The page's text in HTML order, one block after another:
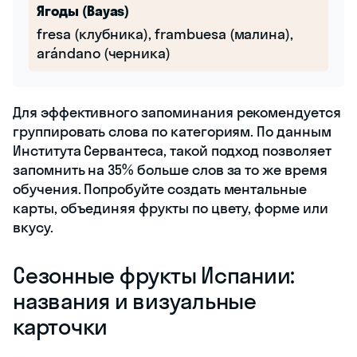
Ягоды (Bayas)
fresa (клубника), frambuesa (малина),
arándano (черника)
Для эффективного запоминания рекомендуется
группировать слова по категориям. По данным
Института Сервантеса, такой подход позволяет
запомнить на 35% больше слов за то же время
обучения. Попробуйте создать ментальные
карты, объединяя фрукты по цвету, форме или
вкусу.
Сезонные фрукты Испании:
названия и визуальные
карточки